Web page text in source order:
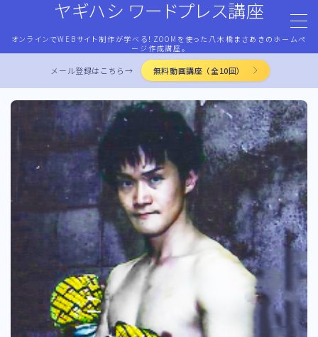
ヤギハシ ワードプレス講座
オンラインでWEBサイト制作が学べる！ZOOMを使った八木橋まさあきのホームペ
ージ作成講座。
MENU
HOME
ワードプレス・マネタイズ
ココナラ・ストアカ出品
LP作成術
PROFILE
お問合せ
メール登録はこちら→ 無料動画講座（全10回）